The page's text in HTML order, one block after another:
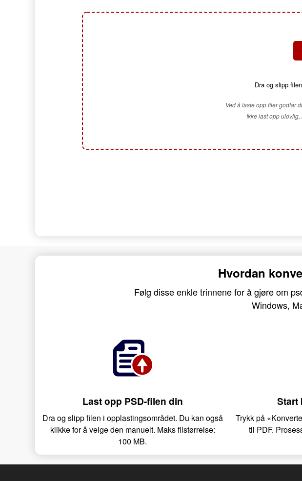
Dra og slipp
Ved å laste opp filer godtar
Ikke last opp
Hvordan
Følg disse enkle trinnene for å gjøre om
Windows,
Last opp PSD-filen din
Dra og slipp filen i opplastingsområdet. Du kan også
klikke for å velge den manuelt. Maks filstørrelse:
100 MB.
Start
Trykk på
til PDF.